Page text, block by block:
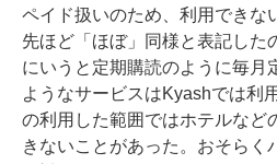
ペイド扱いのため、利用できな
先ほど「ほぼ」同様と表記した
にいうと定期購読のように毎月
ようなサービスはKyashでは利
の利用した範囲ではホテルなど
きないことがあった。おそらく